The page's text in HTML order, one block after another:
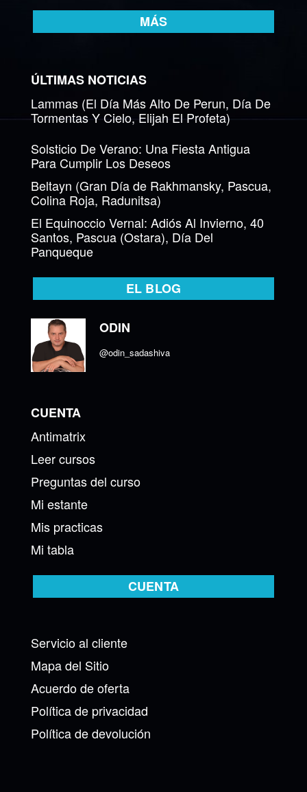
MÁS
ÚLTIMAS NOTICIAS
Lammas (El Día Más Alto De Perun, Día De
Tormentas Y Cielo, Elijah El Profeta)
Solsticio De Verano: Una Fiesta Antigua
Para Cumplir Los Deseos
Beltayn (Gran Día de Rakhmansky, Pascua,
Colina Roja, Radunitsa)
El Equinoccio Vernal: Adiós Al Invierno, 40
Santos, Pascua (Ostara), Día Del
Panqueque
EL BLOG
ODIN
@odin_sadashiva
CUENTA
Antimatrix
Leer cursos
Preguntas del curso
Mi estante
Mis practicas
Mi tabla
CUENTA
Servicio al cliente
Mapa del Sitio
Acuerdo de oferta
Política de privacidad
Política de devolución